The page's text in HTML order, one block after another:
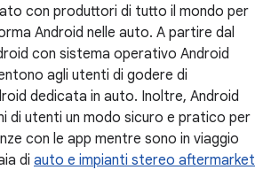
con produttori di tutto il mondo per
Android nelle auto. A partire dal
con sistema operativo Android
agli utenti di godere di
dedicata in auto. Inoltre, Android
di utenti un modo sicuro e pratico per
con le app mentre sono in viaggio
di auto e impianti stereo aftermarket